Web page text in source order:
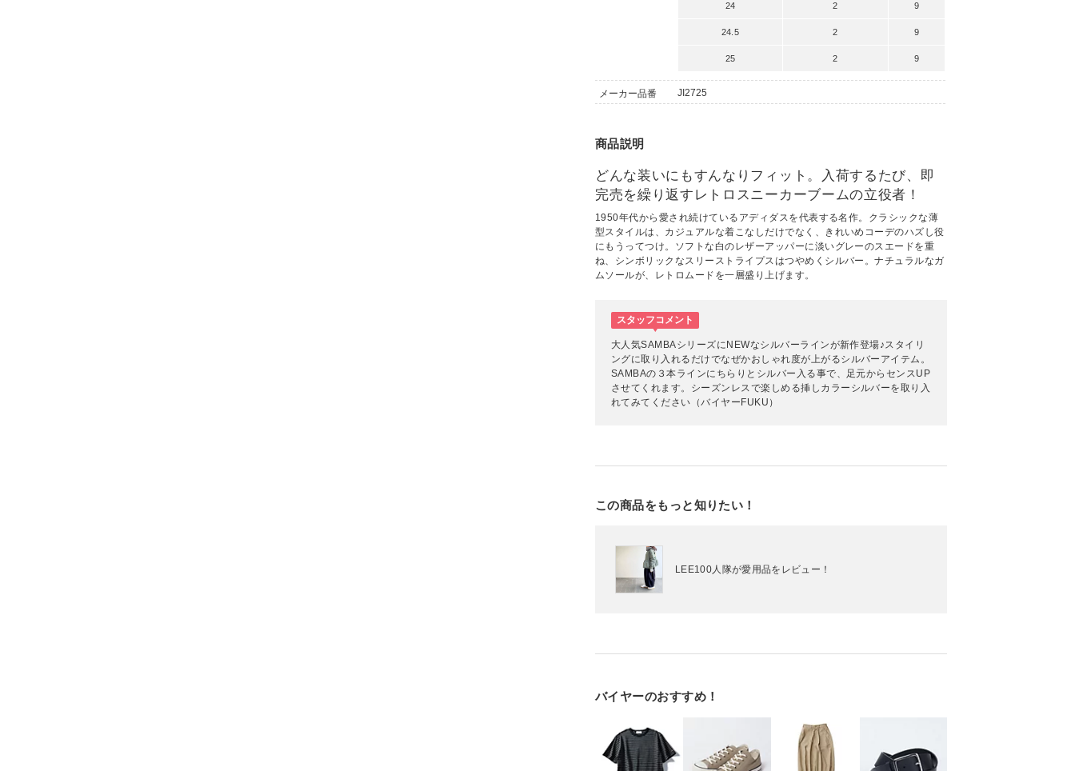
24 2 9
24.5 2 9
25 2 9
メーカー品番 JI2725
商品説明
どんな装いにもすんなりフィット。入荷するたび、即
完売を繰り返すレトロスニーカーブームの立役者！
1950年代から愛され続けているアディダスを代表する名作。クラシックな薄
型スタイルは、カジュアルな着こなしだけでなく、きれいめコーデのハズし役
にもうってつけ。ソフトな白のレザーアッパーに淡いグレーのスエードを重
ね、シンボリックなスリーストライプスはつやめくシルバー。ナチュラルなガ
ムソールが、レトロムードを一層盛り上げます。
スタッフコメント
大人気SAMBAシリーズにNEWなシルバーラインが新作登場♪スタイリ
ングに取り入れるだけでなぜかおしゃれ度が上がるシルバーアイテム。
SAMBAの３本ラインにちらりとシルバー入る事で、足元からセンスUP
させてくれます。シーズンレスで楽しめる挿しカラーシルバーを取り入
れてみてください（バイヤーFUKU）
この商品をもっと知りたい！
LEE100人隊が愛用品をレビュー！
バイヤーのおすすめ！